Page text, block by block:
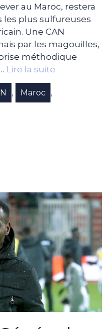
au Maroc, restera
les plus sulfureuses
Une CAN
par les magouilles,
méthodique
Lire la suite
, Maroc ,